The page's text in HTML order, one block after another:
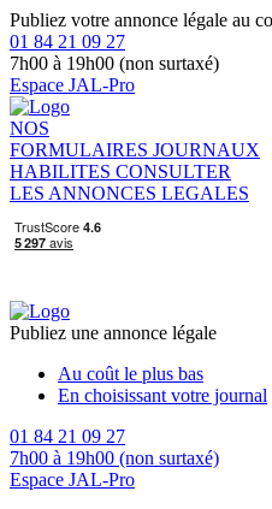
Publiez votre annonce légale au
01 84 21 09 27
7h00 à 19h00 (non surtaxé)
Espace JAL-Pro
NOS
FORMULAIRES JOURNAUX
HABILITES CONSULTER
LES ANNONCES LEGALES
Publiez une annonce légale
Au coût le plus bas
En choisissant votre journal
01 84 21 09 27
7h00 à 19h00 (non surtaxé)
Espace JAL-Pro